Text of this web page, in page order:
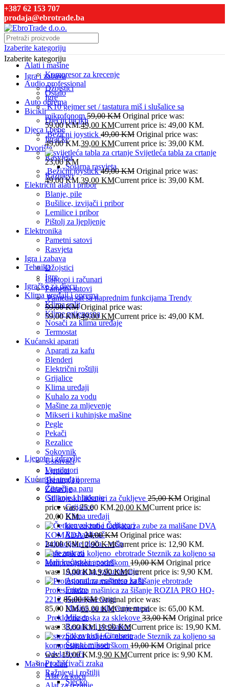
+387 62 153 707
prodaja@ebrotrade.ba
Izaberite kategoriju
Alati i mašine
Kompresor za krecenje
Audio professional
Ostalo
Auto oprema
Bicikli
Dječiji bicikli
Djeca i bebe
Igračke
Dvorište
Rasvjeta
Solarna rasvjeta
Raznjevi
Električni alati i pribor
Blanje, pile
Bušilice, izvijači i pribor
Lemilice i pribor
Pištolj za ljepljenje
Elektronika
Pametni satovi
Rasvjeta
Igra i zabava
Džojstici
Igre
Igračke za djecu
Klima uređaji i oprema
Klima split
Klime prijenosna
Nosači za klima uređaje
Termostat
Kućanski aparati
Aparati za kafu
Blenderi
Električni roštilji
Grijalice
Klima uređaji
Kuhalo za vodu
Mašine za mljevenje
Mikseri i kuhinjske mašine
Pegle
Pekači
Rezalice
Sokovnik
Usisivači
Ventilatori
Kućanski uređaji
Čistači na paru
Grijanje i hlađenje
Grijalice
Klima uređaji
konvektori i radijatori
Rashalđivač
Indukcijske ploča – rešo
Kafe aparati
Mali kućanski aparati
Aparat za vakumiranje
Aparati za esspreso kafu
Friteze
Kuhinjske vage
Mašina za mljevenje mesa
Mikser
Rezalice i sjeckalice
Sokovnici i Citrusete
Štapni mikser
Odvlaživači
Pročišćivači zraka
Ražnjevi i roštilji
Sjecko
Izaberite kategoriju
Igra i zabava
Džojstici
Igre
K10 gejmer set / tastatura miš i slušalice sa
mikrofonom59,00KM Original price was:
59,00 KM.49,00 KMCurrent price is: 49,00 KM.
Bežični joystick 49,00KM Original price was:
49,00 KM.39,00 KMCurrent price is: 39,00 KM.
Svijetleća tabla za crtanje
23,00KM
Bežični joystick49,00KM Original price was:
49,00 KM.39,00 KMCurrent price is: 39,00 KM.
Tehnika
Laptopi i računari
Pametni satovi
Pametni sat sa naprednim funkcijama Trendy
59,00KM Original price was:
59,00 KM.49,00KMCurrent price is: 49,00 KM.
Ljepota i zdravlje
Ljepota
Trening i oprema
Zdravlje
Silikonski fiksatori za čukljeve 25,00KM Original
price was: 25,00 KM.20,00 KMCurrent price is:
20,00 KM.
Četkica za zube za mališane DVA
KOMADA24,00KM Original price was:
24,00 KM.12,90KMCurrent price is: 12,90 KM.
Steznik za koljeno sa
kompresijskom podrškom 19,00KM Original price
was: 19,00 KM.9,90KMCurrent price is: 9,90 KM.
Profesionalna mašinica za šišanje ROZIA PRO HQ-
2212 85,00KM Original price was:
85,00 KM.65,00KMCurrent price is: 65,00 KM.
Preklopna daska za sklekove 33,00KM Original price
was: 33,00 KM.19,90KMCurrent price is: 19,90 KM.
Steznik za koljeno sa
kompresijskom podrškom 19,00KM Original price
was: 19,00 KM.9,90 KMCurrent price is: 9,90 KM.
Mašine i alati
Alat za kuću
Alat za rezanje